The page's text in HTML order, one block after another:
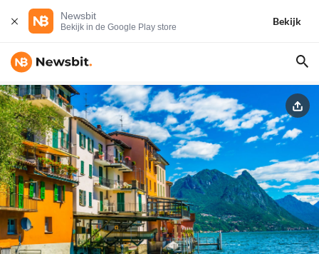
Newsbit
Bekijk in de Google Play store
Bekijk